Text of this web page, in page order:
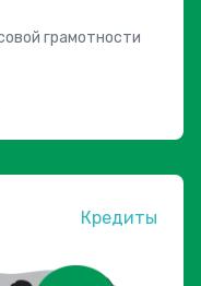
грамотности
Кредиты